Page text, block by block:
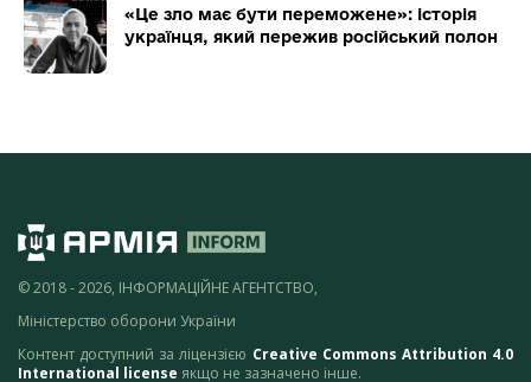
«Це зло має бути переможене»: історія
українця, який пережив російський полон
© 2018 - 2026, ІНФОРМАЦІЙНЕ АГЕНТСТВО,
Міністерство оборони України
Контент доступний за ліцензією Creative Commons Attribution 4.0
International license якщо не зазначено інше.